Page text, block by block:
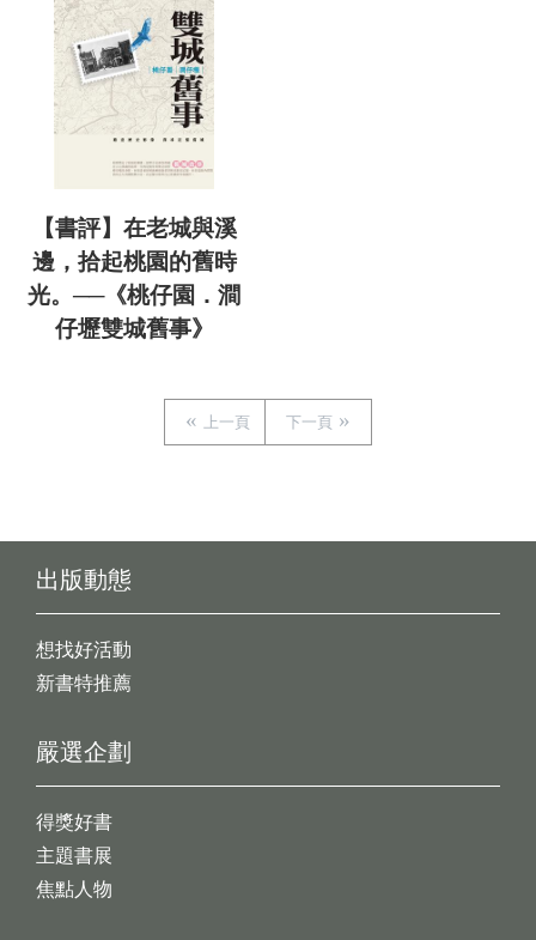
【書評】在老城與溪
邊，拾起桃園的舊時
光。──《桃仔園．澗
仔壢雙城舊事》
上一頁 下一頁
出版動態
想找好活動
新書特推薦
嚴選企劃
得獎好書
主題書展
焦點人物